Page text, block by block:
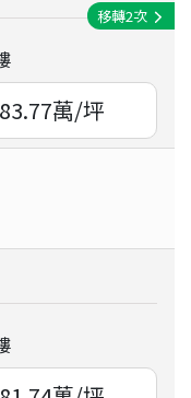
移轉2次
83.77萬/坪